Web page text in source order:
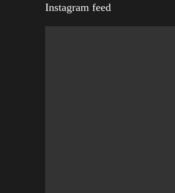
Instagram feed